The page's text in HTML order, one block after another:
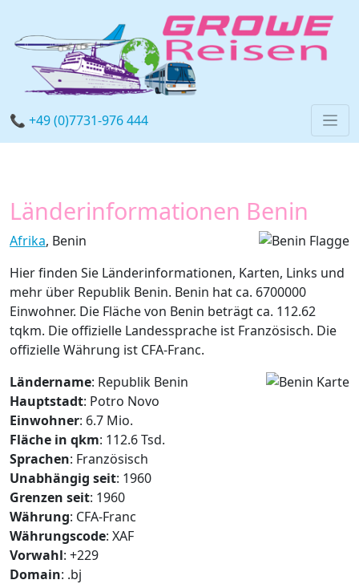
📞 +49 (0)7731-976 444
Länderinformationen Benin
Afrika, Benin
Hier finden Sie Länderinformationen, Karten, Links und
mehr über Republik Benin. Benin hat ca. 6700000
Einwohner. Die Fläche von Benin beträgt ca. 112.62
tqkm. Die offizielle Landessprache ist Französisch. Die
offizielle Währung ist CFA-Franc.
Ländername: Republik Benin
Hauptstadt: Potro Novo
Einwohner: 6.7 Mio.
Fläche in qkm: 112.6 Tsd.
Sprachen: Französisch
Unabhängig seit: 1960
Grenzen seit: 1960
Währung: CFA-Franc
Währungscode: XAF
Vorwahl: +229
Domain: .bj